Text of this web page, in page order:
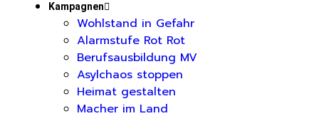
Kampagnen
Wohlstand in Gefahr
Alarmstufe Rot Rot
Berufsausbildung MV
Asylchaos stoppen
Heimat gestalten
Macher im Land